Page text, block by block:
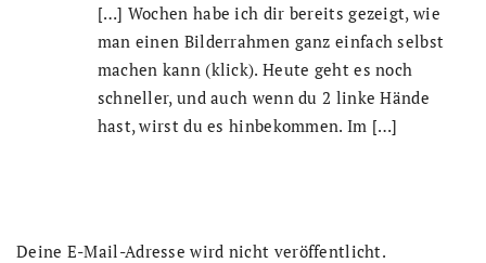
[…] Wochen habe ich dir bereits gezeigt, wie
man einen Bilderrahmen ganz einfach selbst
machen kann (klick). Heute geht es noch
schneller, und auch wenn du 2 linke Hände
hast, wirst du es hinbekommen. Im […]
Deine E-Mail-Adresse wird nicht veröffentlicht.